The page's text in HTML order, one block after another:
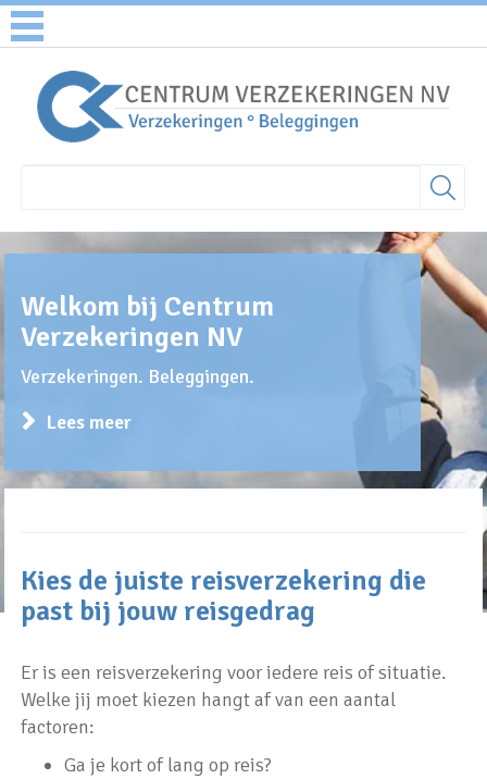
Welkom bij Centrum
Verzekeringen NV
Verzekeringen. Beleggingen.
Lees meer
Kies de juiste reisverzekering die
past bij jouw reisgedrag
Er is een reisverzekering voor iedere reis of situatie.
Welke jij moet kiezen hangt af van een aantal
factoren:
Ga je kort of lang op reis?